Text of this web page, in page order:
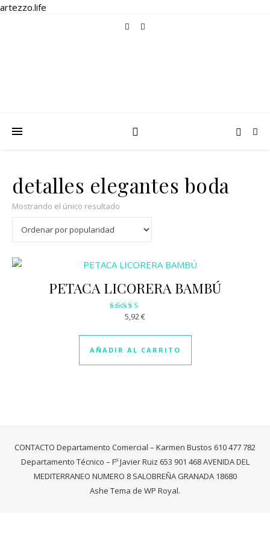
artezzo.life
detalles elegantes boda
Mostrando el único resultado
PETACA LICORERA BAMBÚ
Valorado
3.30
de 5
5,92€
AÑADIR AL CARRITO
CONTACTO Departamento Comercial – Karmen Bustos 610 477 782
Departamento Técnico – Fº Javier Ruiz 653 901 468 AVENIDA DEL
MEDITERRANEO NUMERO 8 SALOBREÑA GRANADA 18680
Ashe Tema de WP Royal.